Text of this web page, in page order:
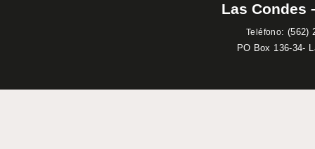
Las Condes
Teléfono: (562)
PO Box 136-34-